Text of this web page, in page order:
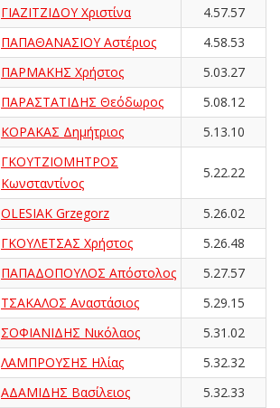
ΓΙΑΖΙΤΖΙΔΟΥ Χριστίνα
4.57.57
ΠΑΠΑΘΑΝΑΣΙΟΥ Αστέριος
4.58.53
ΠΑΡΜΑΚΗΣ Χρήστος
5.03.27
ΠΑΡΑΣΤΑΤΙΔΗΣ Θεόδωρος
5.08.12
ΚΟΡΑΚΑΣ Δημήτριος 5.13.10
ΓΚΟΥΤΖΙΟΜΗΤΡΟΣ
Κωνσταντίνος
5.22.22
OLESIAK Grzegorz
5.26.02
ΓΚΟΥΛΕΤΣΑΣ Χρήστος
5.26.48
ΠΑΠΑΔΟΠΟΥΛΟΣ Απόστολος
5.27.57
ΤΣΑΚΑΛΟΣ Αναστάσιος
5.29.15
ΣΟΦΙΑΝΙΔΗΣ Νικόλαος
5.31.02
ΛΑΜΠΡΟΥΣΗΣ Ηλίας
5.32.32
ΑΔΑΜΙΔΗΣ Βασίλειος
5.32.33